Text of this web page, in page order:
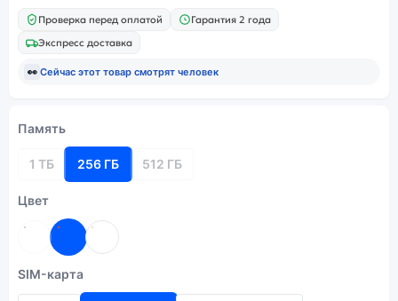
Проверка перед оплатой
Гарантия 2 года
Экспресс доставка
👀 Сейчас этот товар смотрят человек
Память
1 ТБ 256 ГБ 512 ГБ
Цвет
SIM-карта